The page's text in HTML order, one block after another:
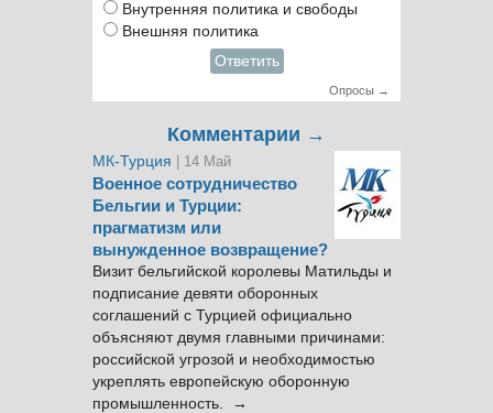
Внутренняя политика и свободы
Внешняя политика
Ответить
Опросы →
Комментарии →
МК-Турция | 14 Май
Военное сотрудничество
Бельгии и Турции:
прагматизм или
вынужденное возвращение?
Визит бельгийской королевы Матильды и
подписание девяти оборонных
соглашений с Турцией официально
объясняют двумя главными причинами:
российской угрозой и необходимостью
укреплять европейскую оборонную
промышленность. →